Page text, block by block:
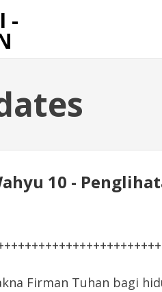
-
10 -
Firman Tuhan bagi